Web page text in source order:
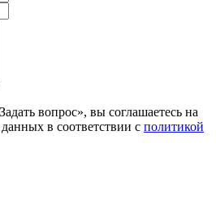
вопрос», вы соглашаетесь на
в соответствии с политикой